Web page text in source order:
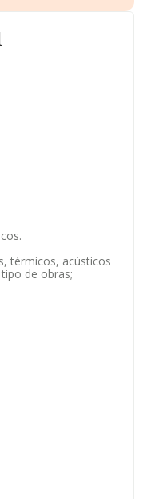
térmicos, acústicos
de obras;